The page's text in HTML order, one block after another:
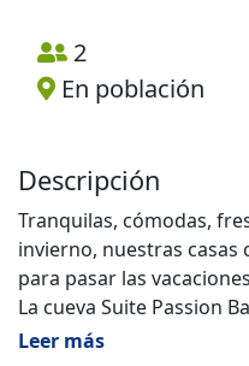
2
En población
Descripción
Tranquilas, cómodas,
invierno, nuestras casas
para pasar las
La cueva Suite Passion
Bardenas ideal para una
Leer más